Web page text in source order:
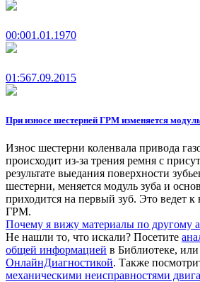
00:001.01.1970
01:567.09.2015
При износе шестерней ГРМ изменяется
Износ шестерни коленвала привода
происходит из-за трения ремня с
результате выедания поверхности
шестерни, меняется модуль зуба и
приходится на первый зуб. Это ведет к
ГРМ.
Почему я вижу материалы по другому
Не нашли то, что искали? Посетите
общей информацией в Библиотеке, или
ОнлайнДиагностикой. Также
механическими неисправностями